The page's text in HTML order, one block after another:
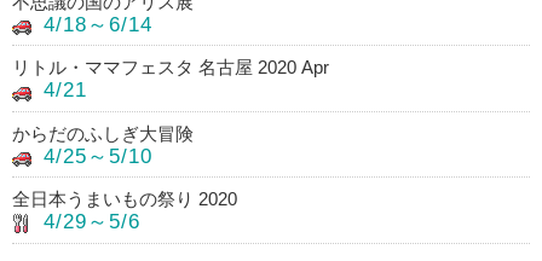
4/18～6/14
リトル・ママフェスタ 名古屋 2020 Apr
4/21
からだのふしぎ大冒険
4/25～5/10
全日本うまいもの祭り 2020
4/29～5/6